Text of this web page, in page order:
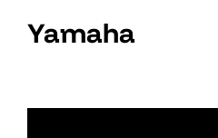
Yamaha